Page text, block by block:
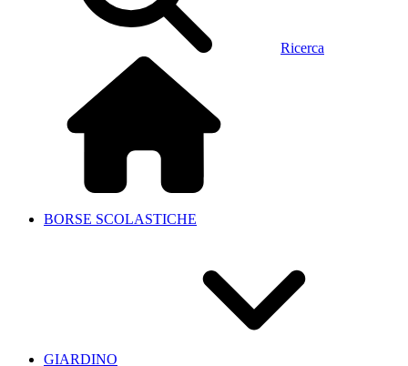
Ricerca
BORSE SCOLASTICHE
GIARDINO